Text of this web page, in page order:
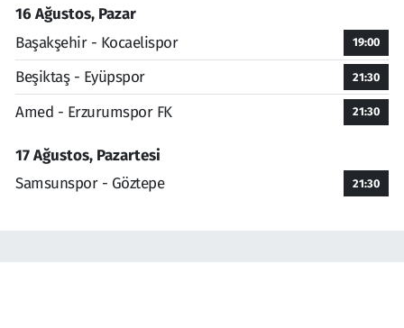
16 Ağustos, Pazar
Başakşehir - Kocaelispor
19:00
Beşiktaş - Eyüpspor 21:30
Amed - Erzurumspor FK 21:30
17 Ağustos, Pazartesi
Samsunspor - Göztepe
21:30